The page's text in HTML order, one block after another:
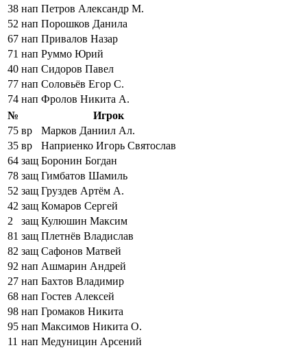
38 нап Петров Александр М.
52 нап Порошков Данила
67 нап Привалов Назар
71 нап Руммо Юрий
40 нап Сидоров Павел
77 нап Соловьёв Егор С.
74 нап Фролов Никита А.
№
Игрок
75 вр
Марков Даниил Ал.
35 вр
Наприенко Игорь Святослав
64 защ Боронин Богдан
78 защ Гимбатов Шамиль
52 защ Груздев Артём А.
42 защ Комаров Сергей
2
защ Кулюшин Максим
81 защ Плетнёв Владислав
82 защ Сафонов Матвей
92 нап Ашмарин Андрей
27 нап Бахтов Владимир
68 нап Гостев Алексей
98 нап Громаков Никита
95 нап Максимов Никита О.
11 нап Медуницин Арсений